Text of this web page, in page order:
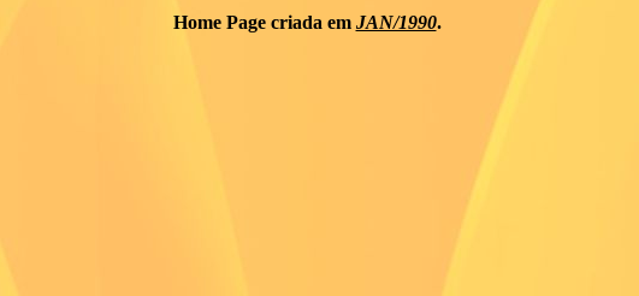
Home Page criada em JAN/1990.